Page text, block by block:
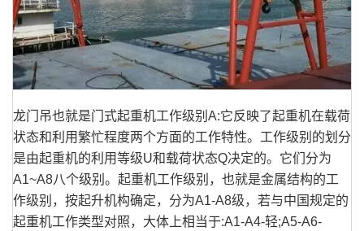
龙门吊也就是门式起重机工作级别A:它反映了起重机在载荷
状态和利用繁忙程度两个方面的工作特性。工作级别的划分
是由起重机的利用等级U和载荷状态Q决定的。它们分为
A1~A8八个级别。起重机工作级别，也就是金属结构的工
作级别，按起升机构确定，分为A1-A8级，若与中国规定的
起重机工作类型对照，大体上相当于:A1-A4-轻;A5-A6-